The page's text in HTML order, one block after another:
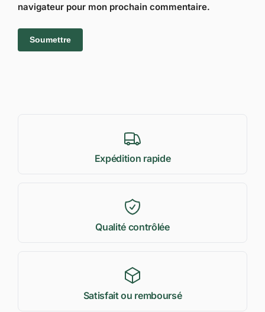
navigateur pour mon prochain commentaire.
Expédition rapide
Qualité contrôlée
Satisfait ou remboursé